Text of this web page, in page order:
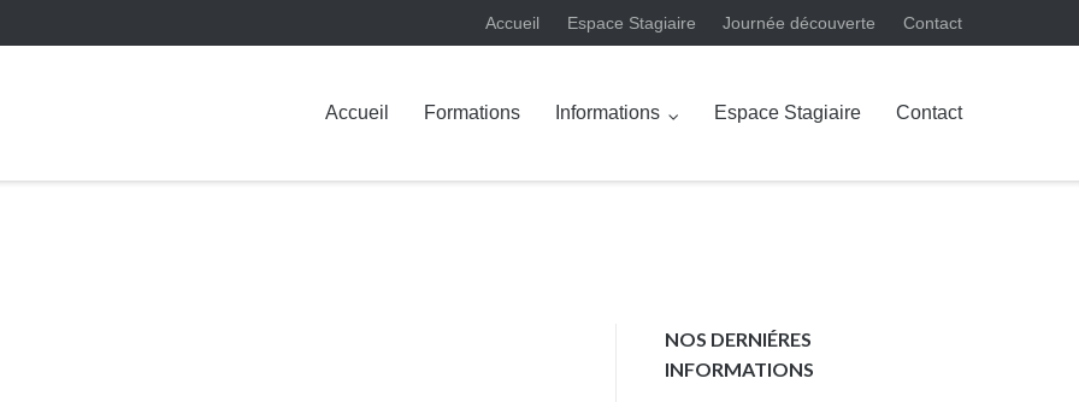
Accueil Espace Stagiaire Journée découverte Contact
Accueil Formations Informations Espace Stagiaire Contact
NOS DERNIÉRES
INFORMATIONS